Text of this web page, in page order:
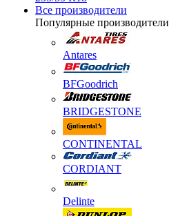
Все производители
Популярные производители
Antares
BFGoodrich
BRIDGESTONE
CONTINENTAL
CORDIANT
Delinte